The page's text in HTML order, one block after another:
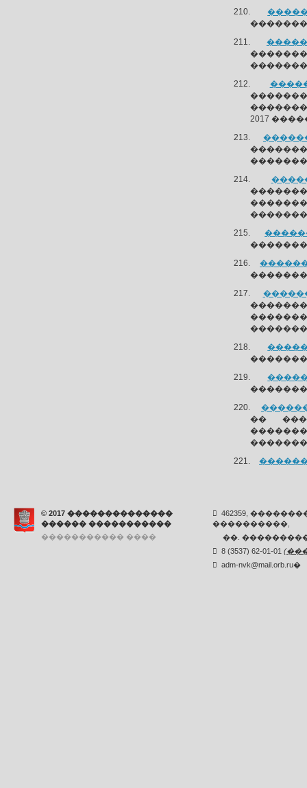
2017
��
© 2017 ��������������
������ �����������
����������� ����
462359,
����������,
��. ���������,
8 (3537) 62-01-01 (
adm-nvk@mail.orb.ru�